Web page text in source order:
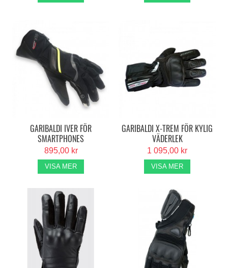
GARIBALDI IVER FÖR
SMARTPHONES
895,00 kr
VISA MER
GARIBALDI X-TREM FÖR KYLIG
VÄDERLEK
1 095,00 kr
VISA MER